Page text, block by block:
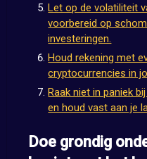
Let op de volatiliteit
voorbereid op
investeringen.
Houd rekening met
cryptocurrencies in
Raak niet in paniek
en houd vast aan je
Doe grondig